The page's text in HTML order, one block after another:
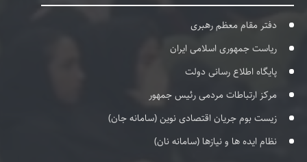
دفتر مقام معظم رهبری
ریاست جمهوری اسلامی ایران
پایگاه اطلاع رسانی دولت
مرکز ارتباطات مردمی رئیس جمهور
زیست بوم جریان اقتصادی نوین (سامانه جان)
نظام ایده ها و نیازها (سامانه نان)